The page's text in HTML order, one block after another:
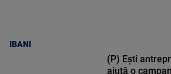
IBANI
(P) Ești
ajută o